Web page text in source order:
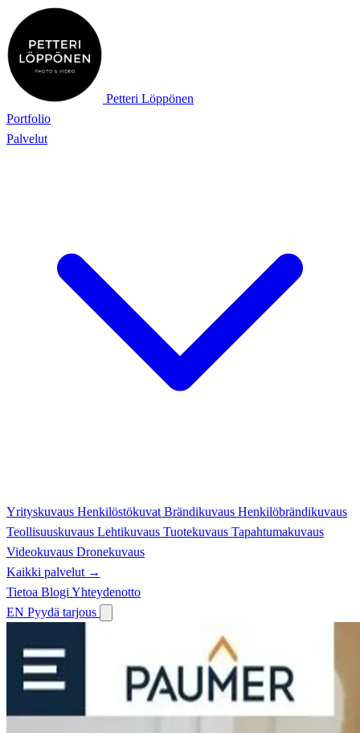
Petteri Löppönen
Portfolio
Palvelut
Yrityskuvaus Henkilöstökuvat Brändikuvaus Henkilöbrändikuvaus
Teollisuuskuvaus Lehtikuvaus Tuotekuvaus Tapahtumakuvaus
Videokuvaus Dronekuvaus
Kaikki palvelut →
Tietoa Blogi Yhteydenotto
EN Pyydä tarjous